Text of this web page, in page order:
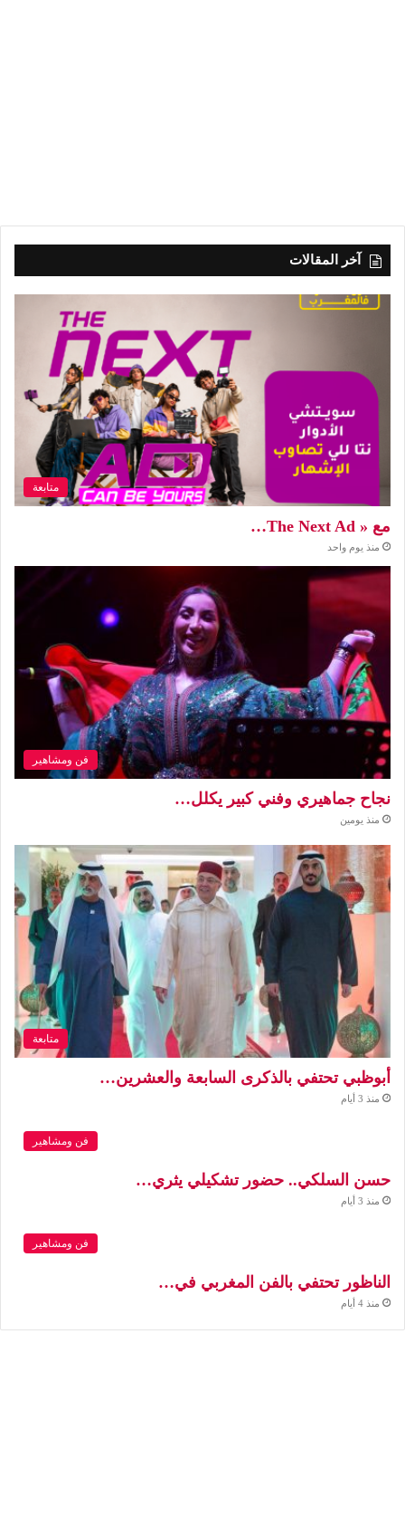
آخر المقالات
متابعة
مع « The Next Ad…
منذ يوم واحد
فن ومشاهير
نجاح جماهيري وفني كبير يكلل…
منذ يومين
متابعة
أبوظبي تحتفي بالذكرى السابعة والعشرين…
منذ 3 أيام
فن ومشاهير
حسن السلكي.. حضور تشكيلي يثري…
منذ 3 أيام
فن ومشاهير
الناظور تحتفي بالفن المغربي في…
منذ 4 أيام